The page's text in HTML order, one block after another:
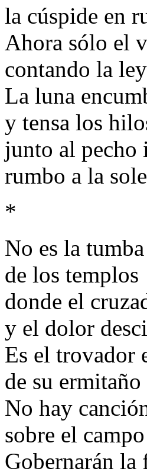
la cúspide en
Ahora sólo el
contando la
La luna
y tensa los
junto al pecho
rumbo a la
*
No es la
de los templos
donde el
y el dolor
Es el trovador
de su
No hay
sobre el
Gobernarán